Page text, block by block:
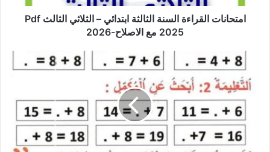
2025
امتحانات القراءة السنة الثالثة ابتدائي – الثلاثي الثالث Pdf
2025 مع الاصلاح-2026
تمارين
للسنة
الأولى
الرياضيات:
تفكيك
وتركيب
الأعداد